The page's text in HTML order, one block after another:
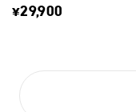
¥29,900